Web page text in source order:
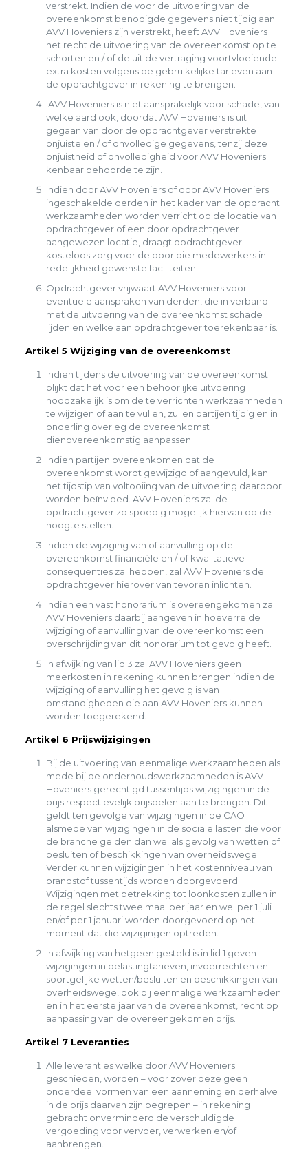
verstrekt. Indien de voor de uitvoering van de
overeenkomst benodigde gegevens niet tijdig aan
AVV Hoveniers zijn verstrekt, heeft AVV Hoveniers
het recht de uitvoering van de overeenkomst op te
schorten en / of de uit de vertraging voortvloeiende
extra kosten volgens de gebruikelijke tarieven aan
de opdrachtgever in rekening te brengen.
AVV Hoveniers is niet aansprakelijk voor schade, van
welke aard ook, doordat AVV Hoveniers is uit
gegaan van door de opdrachtgever verstrekte
onjuiste en / of onvolledige gegevens, tenzij deze
onjuistheid of onvolledigheid voor AVV Hoveniers
kenbaar behoorde te zijn.
Indien door AVV Hoveniers of door AVV Hoveniers
ingeschakelde derden in het kader van de opdracht
werkzaamheden worden verricht op de locatie van
opdrachtgever of een door opdrachtgever
aangewezen locatie, draagt opdrachtgever
kosteloos zorg voor de door die medewerkers in
redelijkheid gewenste faciliteiten.
Opdrachtgever vrijwaart AVV Hoveniers voor
eventuele aanspraken van derden, die in verband
met de uitvoering van de overeenkomst schade
lijden en welke aan opdrachtgever toerekenbaar is.
Artikel 5 Wijziging van de overeenkomst
Indien tijdens de uitvoering van de overeenkomst
blijkt dat het voor een behoorlijke uitvoering
noodzakelijk is om de te verrichten werkzaamheden
te wijzigen of aan te vullen, zullen partijen tijdig en in
onderling overleg de overeenkomst
dienovereenkomstig aanpassen.
Indien partijen overeenkomen dat de
overeenkomst wordt gewijzigd of aangevuld, kan
het tijdstip van voltooiing van de uitvoering daardoor
worden beïnvloed. AVV Hoveniers zal de
opdrachtgever zo spoedig mogelijk hiervan op de
hoogte stellen.
Indien de wijziging van of aanvulling op de
overeenkomst financiële en / of kwalitatieve
consequenties zal hebben, zal AVV Hoveniers de
opdrachtgever hierover van tevoren inlichten.
Indien een vast honorarium is overeengekomen zal
AVV Hoveniers daarbij aangeven in hoeverre de
wijziging of aanvulling van de overeenkomst een
overschrijding van dit honorarium tot gevolg heeft.
In afwijking van lid 3 zal AVV Hoveniers geen
meerkosten in rekening kunnen brengen indien de
wijziging of aanvulling het gevolg is van
omstandigheden die aan AVV Hoveniers kunnen
worden toegerekend.
Artikel 6 Prijswijzigingen
Bij de uitvoering van eenmalige werkzaamheden als
mede bij de onderhoudswerkzaamheden is AVV
Hoveniers gerechtigd tussentijds wijzigingen in de
prijs respectievelijk prijsdelen aan te brengen. Dit
geldt ten gevolge van wijzigingen in de CAO
alsmede van wijzigingen in de sociale lasten die voor
de branche gelden dan wel als gevolg van wetten of
besluiten of beschikkingen van overheidswege.
Verder kunnen wijzigingen in het kostenniveau van
brandstof tussentijds worden doorgevoerd.
Wijzigingen met betrekking tot loonkosten zullen in
de regel slechts twee maal per jaar en wel per 1 juli
en/of per 1 januari worden doorgevoerd op het
moment dat die wijzigingen optreden.
In afwijking van hetgeen gesteld is in lid 1 geven
wijzigingen in belastingtarieven, invoerrechten en
soortgelijke wetten/besluiten en beschikkingen van
overheidswege, ook bij eenmalige werkzaamheden
en in het eerste jaar van de overeenkomst, recht op
aanpassing van de overeengekomen prijs.
Artikel 7 Leveranties
Alle leveranties welke door AVV Hoveniers
geschieden, worden – voor zover deze geen
onderdeel vormen van een aanneming en derhalve
in de prijs daarvan zijn begrepen – in rekening
gebracht onverminderd de verschuldigde
vergoeding voor vervoer, verwerken en/of
aanbrengen.